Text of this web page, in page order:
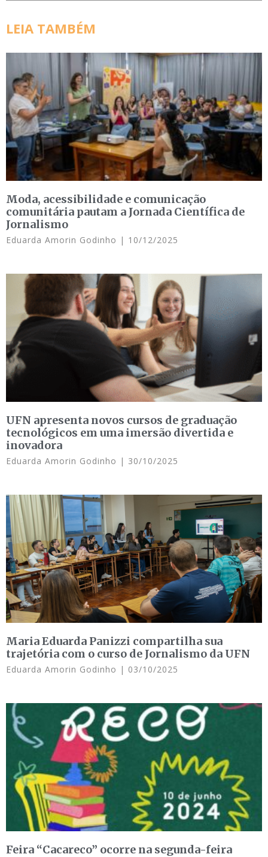
LEIA TAMBÉM
Moda, acessibilidade e comunicação
comunitária pautam a Jornada Científica de
Jornalismo
Eduarda Amorin Godinho 10/12/2025
UFN apresenta novos cursos de graduação
tecnológicos em uma imersão divertida e
inovadora
Eduarda Amorin Godinho 30/10/2025
Maria Eduarda Panizzi compartilha sua
trajetória com o curso de Jornalismo da UFN
Eduarda Amorin Godinho 03/10/2025
Feira “Cacareco” ocorre na segunda-feira